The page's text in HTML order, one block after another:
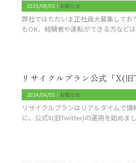
2025/08/03｜ お知らせ
弊社ではただいま正社員大募集してお
もOK、経験者や運転ができる方など
2024/04/05｜ お知らせ
リサイクルプランはリアルタイムで
に、公式X(旧Twitter)の運用を始めまし